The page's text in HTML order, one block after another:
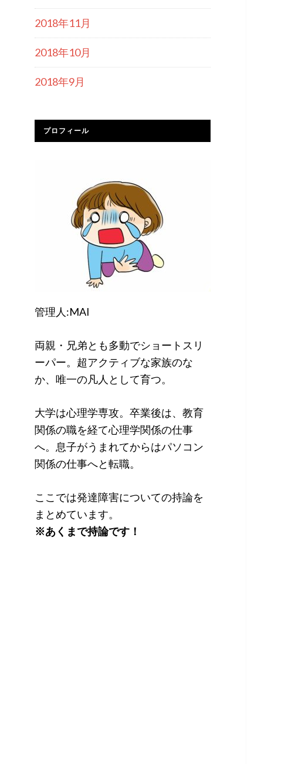
2018年11月
2018年10月
2018年9月
プロフィール
管理人:MAI
両親・兄弟とも多動でショートスリ
ーパー。超アクティブな家族のな
か、唯一の凡人として育つ。
大学は心理学専攻。卒業後は、教育
関係の職を経て心理学関係の仕事
へ。息子がうまれてからはパソコン
関係の仕事へと転職。
ここでは発達障害についての持論を
まとめています。
※あくまで持論です！